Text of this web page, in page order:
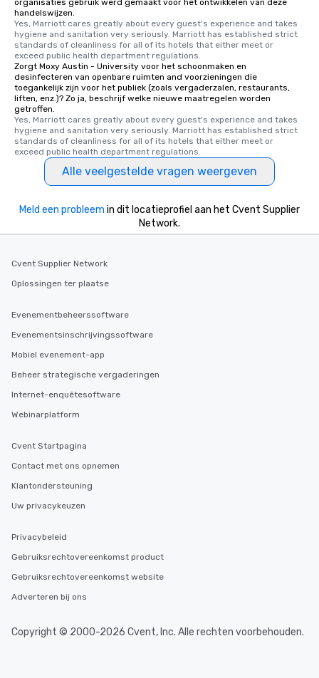
organisaties gebruik werd gemaakt voor het ontwikkelen van deze
handelswijzen.
Yes, Marriott cares greatly about every guest's experience and takes
hygiene and sanitation very seriously. Marriott has established strict
standards of cleanliness for all of its hotels that either meet or
exceed public health department regulations.
Zorgt Moxy Austin - University voor het schoonmaken en
desinfecteren van openbare ruimten and voorzieningen die
toegankelijk zijn voor het publiek (zoals vergaderzalen, restaurants,
liften, enz.)? Zo ja, beschrijf welke nieuwe maatregelen worden
getroffen.
Yes, Marriott cares greatly about every guest's experience and takes
hygiene and sanitation very seriously. Marriott has established strict
standards of cleanliness for all of its hotels that either meet or
exceed public health department regulations.
Alle veelgestelde vragen weergeven
Meld een probleem in dit locatieprofiel aan het Cvent Supplier
Network.
Cvent Supplier Network
Oplossingen ter plaatse
Evenementbeheerssoftware
Evenementsinschrijvingssoftware
Mobiel evenement-app
Beheer strategische vergaderingen
Internet-enquêtesoftware
Webinarplatform
Cvent Startpagina
Contact met ons opnemen
Klantondersteuning
Uw privacykeuzen
Privacybeleid
Gebruiksrechtovereenkomst product
Gebruiksrechtovereenkomst website
Adverteren bij ons
Copyright © 2000-2026 Cvent, Inc. Alle rechten voorbehouden.